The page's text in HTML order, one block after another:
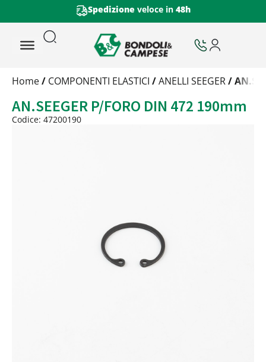
Spedizione veloce in 48h
Trattamento
Peso
Quantità
Home/ COMPONENTI ELASTICI /ANELLI SEEGER/
AN.SEEGER P/FORO DIN 472 190mm
Codice: 47200190